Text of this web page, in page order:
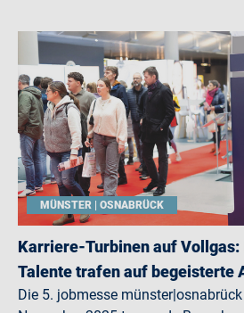
MÜNSTER | OSNABRÜCK
Karriere-Turbinen auf
Talente trafen auf begeisterte
Die 5. jobmesse